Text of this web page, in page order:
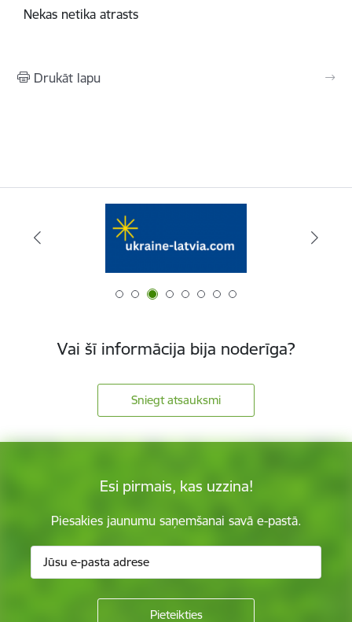
Nekas netika atrasts
Drukāt lapu
Vai šī informācija bija noderīga?
Sniegt atsauksmi
Esi pirmais, kas uzzina!
Piesakies jaunumu saņemšanai savā e-pastā.